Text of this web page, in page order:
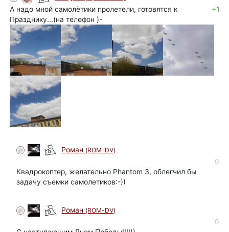
+1
А надо мной самолётики пролетели, готовятся к
Празднику...(на телефон )-
Роман (ROM-DV)
0
Квадрокоптер, желательно Phantom 3, облегчил бы
задачу съемки самолетиков:-))
Роман (ROM-DV)
0